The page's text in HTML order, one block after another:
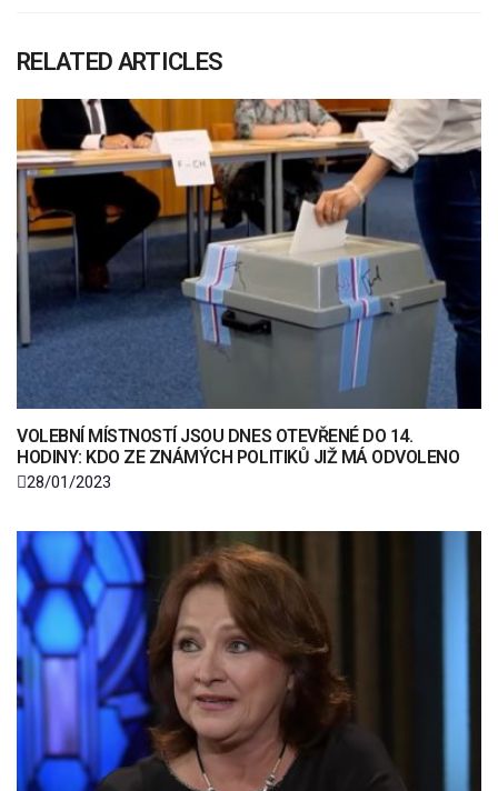
RELATED ARTICLES
VOLEBNÍ MÍSTNOSTÍ JSOU DNES OTEVŘENÉ DO 14.
HODINY: KDO ZE ZNÁMÝCH POLITIKŮ JIŽ MÁ ODVOLENO
28/01/2023